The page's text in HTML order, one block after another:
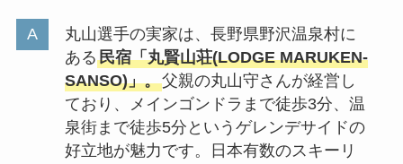
丸山選手の実家は、長野県野沢温泉村に
ある民宿「丸賢山荘(LODGE MARUKEN-
SANSO)」。父親の丸山守さんが経営し
ており、メインゴンドラまで徒歩3分、温
泉街まで徒歩5分というゲレンデサイドの
好立地が魅力です。日本有数のスキーリ